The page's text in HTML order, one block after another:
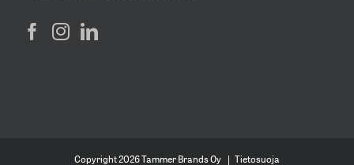
Copyright2026 Tammer Brands Oy | Tietosuoja